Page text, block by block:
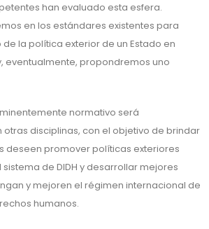
han evaluado esta esfera.
en los estándares existentes para
la política exterior de un Estado en
eventualmente, propondremos uno
normativo será
disciplinas, con el objetivo de brindar
deseen promover políticas exteriores
de DIDH y desarrollar mejores
y mejoren el régimen internacional de
humanos.